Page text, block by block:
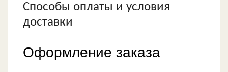
Усилители 3G, 4G,
GSM
оборудование
Способы оплаты и условия
доставки
Оформление заказа